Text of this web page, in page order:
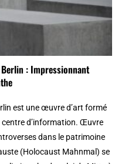
: Impressionnant
est une œuvre d’art formé
centre d’information. Œuvre
dans le patrimoine
(Holocaust Mahnmal) se